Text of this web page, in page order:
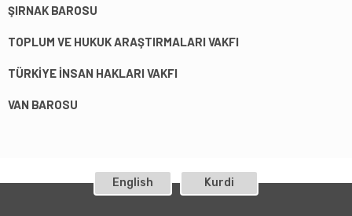
ŞIRNAK BAROSU
TOPLUM VE HUKUK ARAŞTIRMALARI VAKFI
TÜRKİYE İNSAN HAKLARI VAKFI
VAN BAROSU
English Kurdi